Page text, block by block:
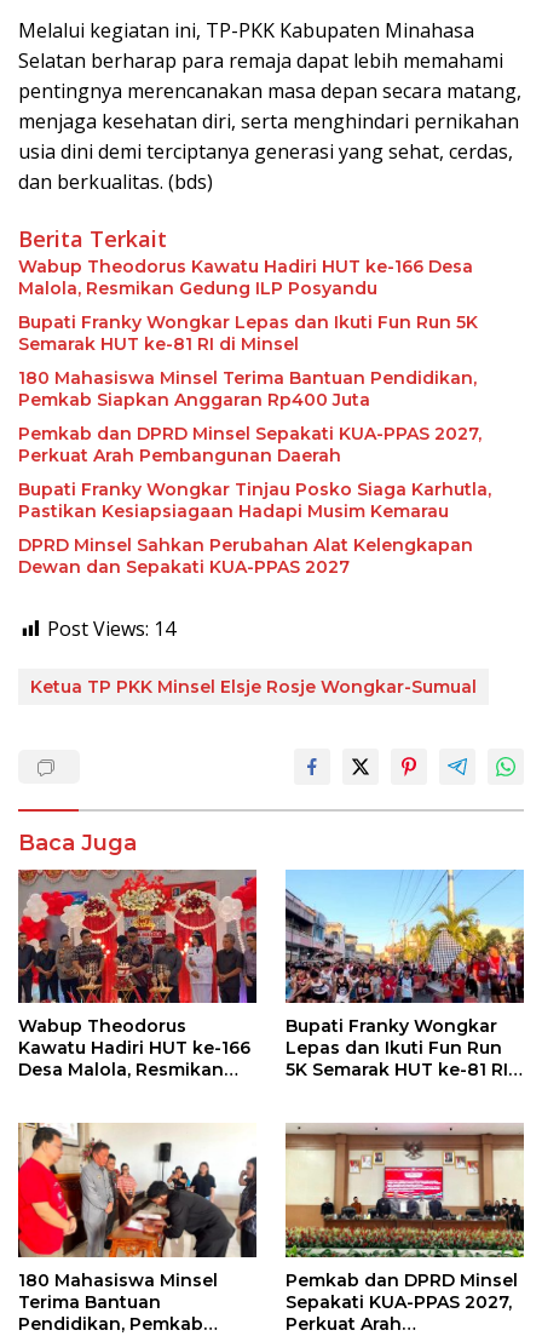
Melalui kegiatan ini, TP-PKK Kabupaten Minahasa
Selatan berharap para remaja dapat lebih memahami
pentingnya merencanakan masa depan secara matang,
menjaga kesehatan diri, serta menghindari pernikahan
usia dini demi terciptanya generasi yang sehat, cerdas,
dan berkualitas. (bds)
Berita Terkait
Wabup Theodorus Kawatu Hadiri HUT ke-166 Desa
Malola, Resmikan Gedung ILP Posyandu
Bupati Franky Wongkar Lepas dan Ikuti Fun Run 5K
Semarak HUT ke-81 RI di Minsel
180 Mahasiswa Minsel Terima Bantuan Pendidikan,
Pemkab Siapkan Anggaran Rp400 Juta
Pemkab dan DPRD Minsel Sepakati KUA-PPAS 2027,
Perkuat Arah Pembangunan Daerah
Bupati Franky Wongkar Tinjau Posko Siaga Karhutla,
Pastikan Kesiapsiagaan Hadapi Musim Kemarau
DPRD Minsel Sahkan Perubahan Alat Kelengkapan
Dewan dan Sepakati KUA-PPAS 2027
Post Views: 14
Ketua TP PKK Minsel Elsje Rosje Wongkar-Sumual
Baca Juga
Wabup Theodorus
Kawatu Hadiri HUT ke-166
Desa Malola, Resmikan
Bupati Franky Wongkar
Lepas dan Ikuti Fun Run
5K Semarak HUT ke-81 RI
180 Mahasiswa Minsel
Terima Bantuan
Pendidikan, Pemkab
Pemkab dan DPRD Minsel
Sepakati KUA-PPAS 2027,
Perkuat Arah